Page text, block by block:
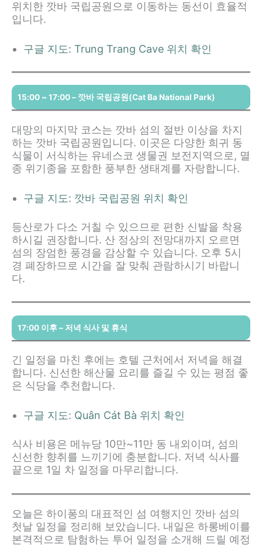
위치한 깟바 국립공원으로 이동하는 동선이 효율적
입니다.
구글 지도: Trung Trang Cave 위치 확인
15:00 ~ 17:00 – 깟바 국립공원(Cat Ba National Park)
대망의 마지막 코스는 깟바 섬의 절반 이상을 차지
하는 깟바 국립공원입니다. 이곳은 다양한 희귀 동
식물이 서식하는 유네스코 생물권 보전지역으로, 멸
종 위기종을 포함한 풍부한 생태계를 자랑합니다.
구글 지도: 깟바 국립공원 위치 확인
등산로가 다소 거칠 수 있으므로 편한 신발을 착용
하시길 권장합니다. 산 정상의 전망대까지 오르면
섬의 장엄한 풍경을 감상할 수 있습니다. 오후 5시
경 폐장하므로 시간을 잘 맞춰 관람하시기 바랍니
다.
17:00 이후 – 저녁 식사 및 휴식
긴 일정을 마친 후에는 호텔 근처에서 저녁을 해결
합니다. 신선한 해산물 요리를 즐길 수 있는 평점 좋
은 식당을 추천합니다.
구글 지도: Quân Cát Bà 위치 확인
식사 비용은 메뉴당 10만~11만 동 내외이며, 섬의
신선한 향취를 느끼기에 충분합니다. 저녁 식사를
끝으로 1일 차 일정을 마무리합니다.
오늘은 하이퐁의 대표적인 섬 여행지인 깟바 섬의
첫날 일정을 정리해 보았습니다. 내일은 하롱베이를
본격적으로 탐험하는 투어 일정을 소개해 드릴 예정